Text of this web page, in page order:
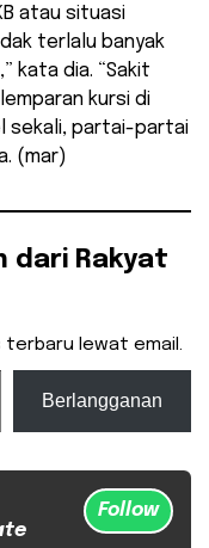
atau situasi
terlalu banyak
kata dia. “Sakit
kursi di
sekali, partai-partai
(mar)
dari Rakyat
terbaru lewat email.
Berlangganan
Follow